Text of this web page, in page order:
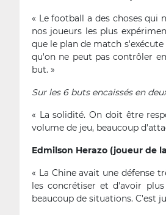
« Le football a des choses qui
nos joueurs les plus
que le plan de match
qu'on ne peut pas contrôler
but. »
Sur les 6 buts encaissés en
« La solidité. On doit être
volume de jeu, beaucoup
Edmilson Herazo (joueur de
« La Chine avait une défense
les concrétiser et d'avoir
beaucoup de situations. C'est